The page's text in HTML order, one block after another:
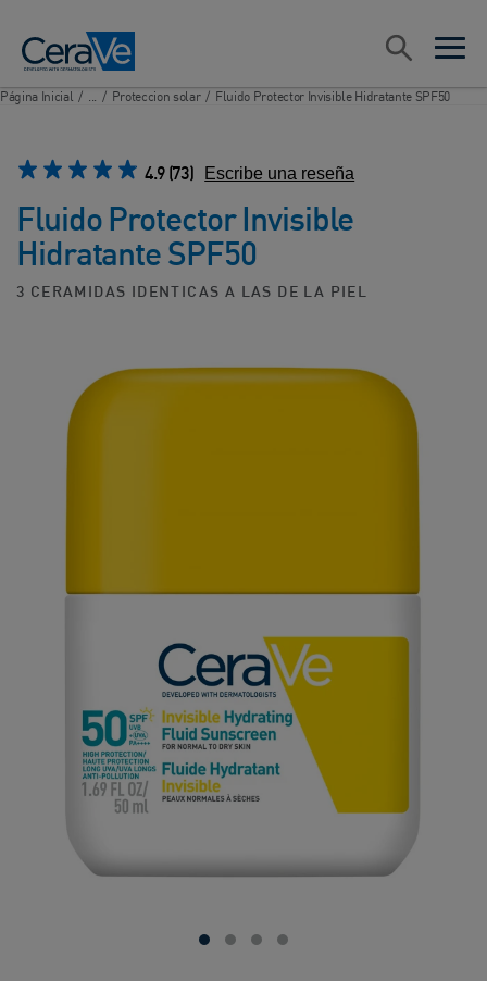
open
open
Search
Página Inicial / ... / Proteccion solar / Fluido Protector Invisible Hidratante SPF50
4.9 (73) Escribe una reseña
Fluido Protector Invisible
Hidratante SPF50
3 CERAMIDAS IDENTICAS A LAS DE LA PIEL